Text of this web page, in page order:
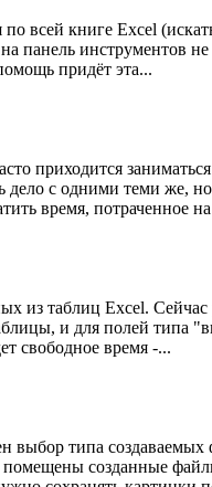
всей книге Excel
панель инструментов не
придёт эта...
приходится
дело с одними теми же,
время, потраченное
из таблиц Excel. Сейчас
и для полей типа
свободное время -...
выбор типа создаваемых
созданные